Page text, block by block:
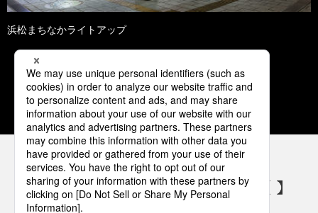
浜松まちなかライトアップ
1 2 3 4 5
パナソニックの電気設備 SNSアカウント